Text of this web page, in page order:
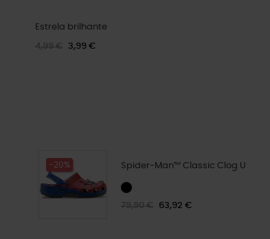
Estrela brilhante
4,99 € 3,99 €
-20% Spider-Man™ Classic Clog U
79,90 € 63,92 €